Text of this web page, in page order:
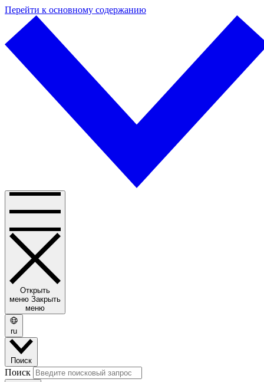
Перейти к основному содержанию
Открыть
меню Закрыть
меню
ru
Поиск
Поиск